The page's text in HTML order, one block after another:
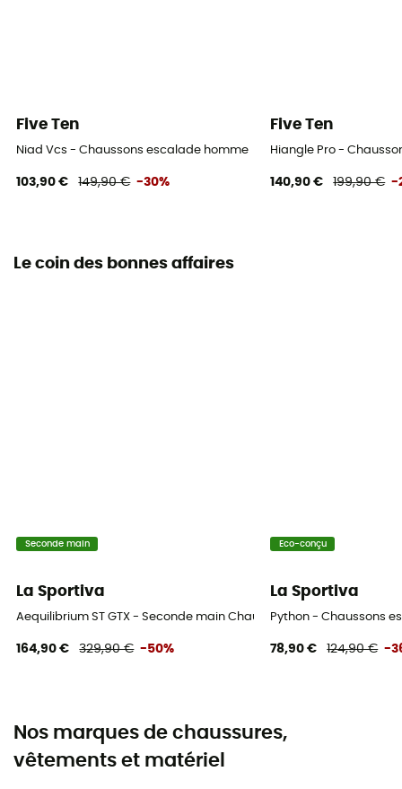
Five Ten
Niad Vcs - Chaussons escalade homme
103,90 € 149,90 € -30%
Five Ten
Hiangle Pro -
140,90 € 199,90 € -
Le coin des bonnes affaires
Seconde main
La Sportiva
Aequilibrium ST GTX - Seconde main Chaussures alpinisme
164,90 € 329,90 € -50%
Eco-conçu
La Sportiva
Python - Chaussons
78,90 € 124,90 € -
Nos marques de chaussures,
vêtements et matériel